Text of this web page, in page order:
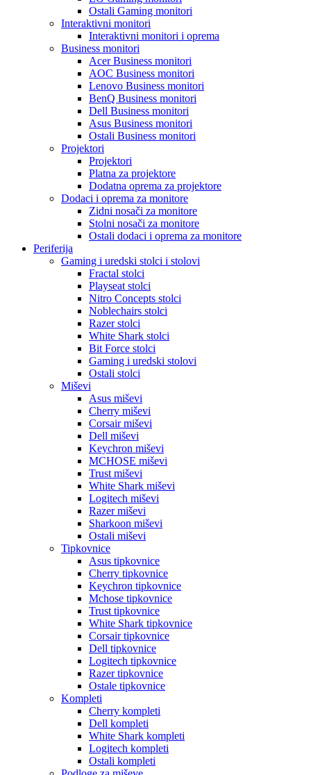
Ostali Gaming monitori
Interaktivni monitori
Interaktivni monitori i oprema
Business monitori
Acer Business monitori
AOC Business monitori
Lenovo Business monitori
BenQ Business monitori
Dell Business monitori
Asus Business monitori
Ostali Business monitori
Projektori
Projektori
Platna za projektore
Dodatna oprema za projektore
Dodaci i oprema za monitore
Zidni nosači za monitore
Stolni nosači za monitore
Ostali dodaci i oprema za monitore
Periferija
Gaming i uredski stolci i stolovi
Fractal stolci
Playseat stolci
Nitro Concepts stolci
Noblechairs stolci
Razer stolci
White Shark stolci
Bit Force stolci
Gaming i uredski stolovi
Ostali stolci
Miševi
Asus miševi
Cherry miševi
Corsair miševi
Dell miševi
Keychron miševi
MCHOSE miševi
Trust miševi
White Shark miševi
Logitech miševi
Razer miševi
Sharkoon miševi
Ostali miševi
Tipkovnice
Asus tipkovnice
Cherry tipkovnice
Keychron tipkovnice
Mchose tipkovnice
Trust tipkovnice
White Shark tipkovnice
Corsair tipkovnice
Dell tipkovnice
Logitech tipkovnice
Razer tipkovnice
Ostale tipkovnice
Kompleti
Cherry kompleti
Dell kompleti
White Shark kompleti
Logitech kompleti
Ostali kompleti